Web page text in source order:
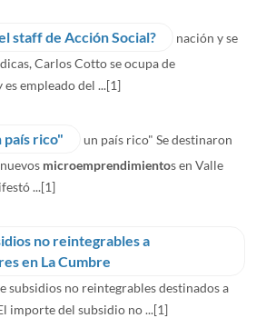
staff de Acción Social?
nación y se
Carlos Cotto se ocupa de
es empleado del ...[1]
país rico"
un país rico" Se destinaron
microemprendimientos en Valle
...[1]
no reintegrables a
en La Cumbre
subsidios no reintegrables destinados a
importe del subsidio no ...[1]